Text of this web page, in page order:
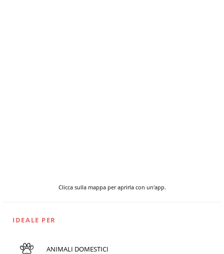
Clicca sulla mappa per aprirla con un'app.
IDEALE PER
ANIMALI DOMESTICI